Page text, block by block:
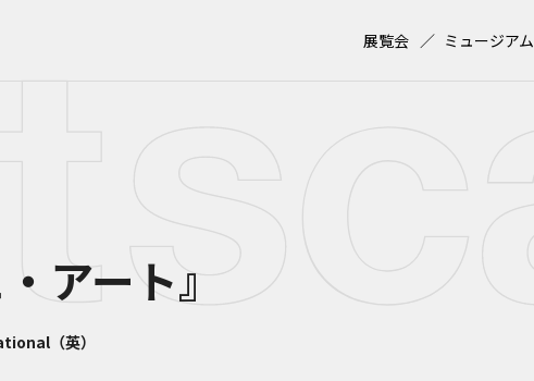
展覧会 ミュージアム
アート』
（英）